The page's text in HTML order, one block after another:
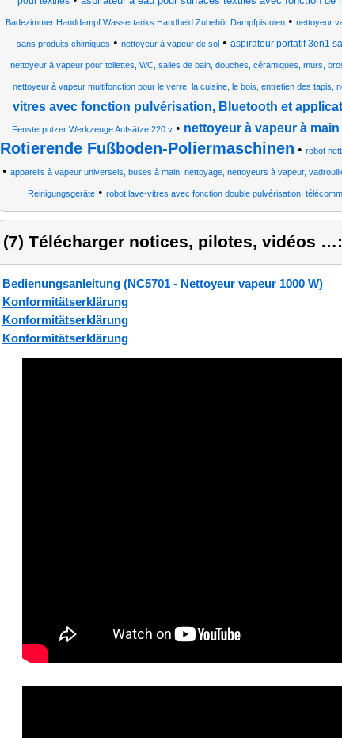
Badezimmer Handdampf Wassertanks Handheld Zubehör Dampfpistolen • nettoyeur
sans produits chimiques • nettoyeur à vapeur de sol • aspirateur portatif 3en1
nettoyeur à vapeur pour toilettes, WC, salles de bain, douches, céramiques, murs,
nettoyeur à vapeur multifonction pour le verre, la cuisine, le bois, entretien des tapis,
vitres avec fonction pulvérisation, Bluetooth et
Fensterputzer Werkzeuge Aufsätze 220 v• nettoyeur à vapeur à
Rotierende Fußboden-Poliermaschinen • robot
• appareils à vapeur universels, buses à main, nettoyage, nettoyeurs à vapeur,
Reinigungsgeräte• robot lave-vitres avec fonction double pulvérisation,
(7) Télécharger notices, pilotes, vidéos …:
Bedienungsanleitung (NC5701 - Nettoyeur vapeur 1000 W)
Konformitätserklärung
Konformitätserklärung
Konformitätserklärung